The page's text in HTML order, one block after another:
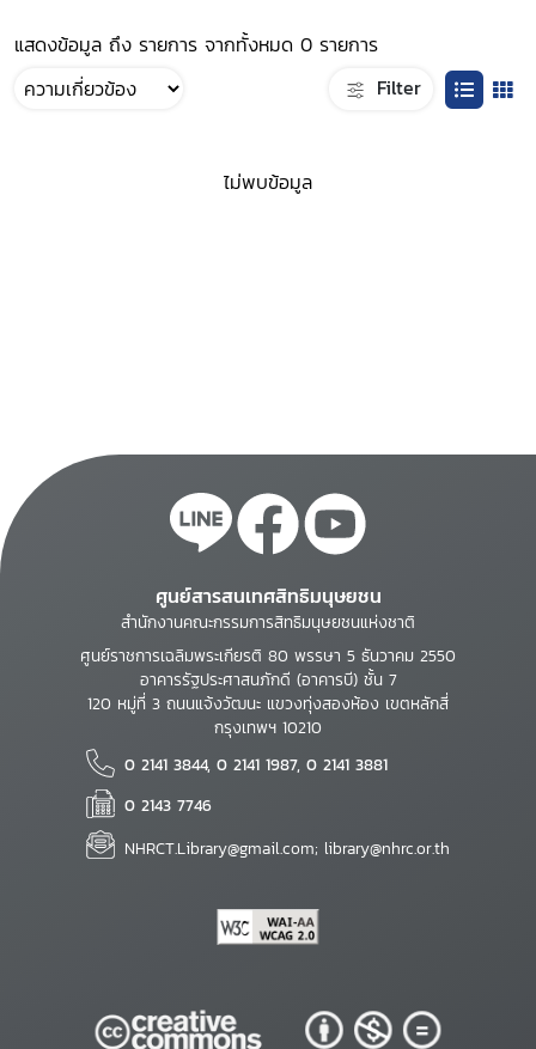
แสดงข้อมูล ถึง รายการ จากทั้งหมด 0 รายการ
Filter
ไม่พบข้อมูล
ศูนย์สารสนเทศสิทธิมนุษยชน
สำนักงานคณะกรรมการสิทธิมนุษยชนแห่งชาติ
ศูนย์ราชการเฉลิมพระเกียรติ 80 พรรษา 5 ธันวาคม 2550
อาคารรัฐประศาสนภักดี (อาคารบี) ชั้น 7
120 หมู่ที่ 3 ถนนแจ้งวัฒนะ แขวงทุ่งสองห้อง เขตหลักสี่
กรุงเทพฯ 10210
0 2141 3844, 0 2141 1987, 0 2141 3881
0 2143 7746
NHRCT.Library@gmail.com; library@nhrc.or.th